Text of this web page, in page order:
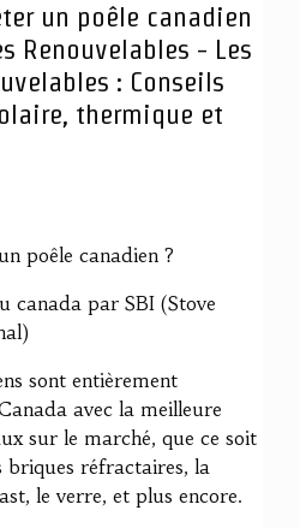
un poêle canadien
Renouvelables - Les
: Conseils
thermique et
poêle canadien ?
par SBI (Stove
sont entièrement
avec la meilleure
sur le marché, que ce soit
briques réfractaires, la
le verre, et plus encore.